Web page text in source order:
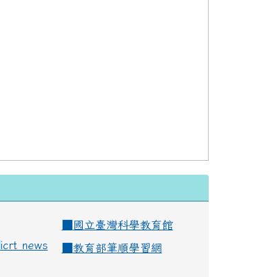
國立臺灣科學教育館
icrt news
教育部筆順學習網